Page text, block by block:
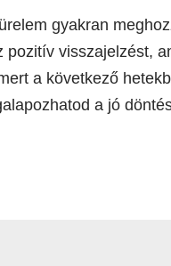
gyakran
visszajelzést,
a következő
a jó